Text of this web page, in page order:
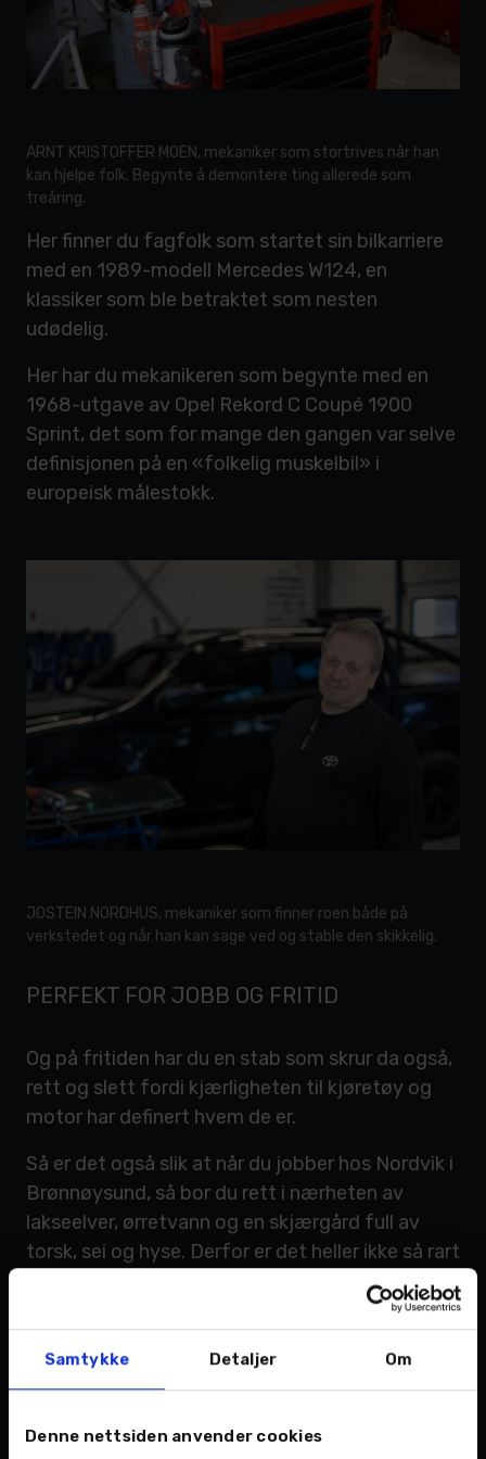
Samtykke Detaljer Om
Denne nettsiden anvender cookies
ARNT KRISTOFFER MOEN, mekaniker som stortrives når han
kan hjelpe folk. Begynte å demontere ting allerede som
treåring.
Her finner du fagfolk som startet sin bilkarriere
med en 1989-modell Mercedes W124, en
klassiker som ble betraktet som nesten
udødelig.
Her har du mekanikeren som begynte med en
1968-utgave av Opel Rekord C Coupé 1900
Sprint, det som for mange den gangen var selve
definisjonen på en «folkelig muskelbil» i
europeisk målestokk.
JOSTEIN NORDHUS, mekaniker som finner roen både på
verkstedet og når han kan sage ved og stable den skikkelig.
PERFEKT FOR JOBB OG FRITID
Og på fritiden har du en stab som skrur da også,
rett og slett fordi kjærligheten til kjøretøy og
motor har definert hvem de er.
Så er det også slik at når du jobber hos Nordvik i
Brønnøysund, så bor du rett i nærheten av
lakseelver, ørretvann og en skjærgård full av
torsk, sei og hyse. Derfor er det heller ikke så rart
at de fleste hos Nordvik har fiske og jakt høyt på
lista over hva de trives med på fritiden.